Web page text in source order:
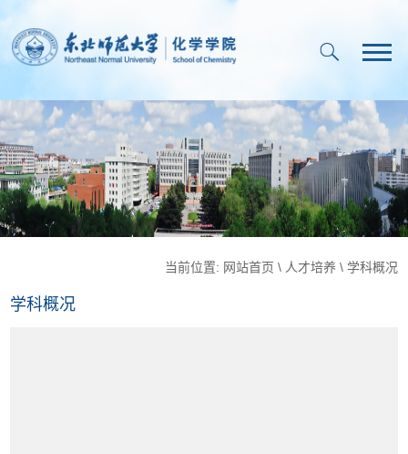
当前位置: 网站首页 \ 人才培养 \ 学科概况
学科概况